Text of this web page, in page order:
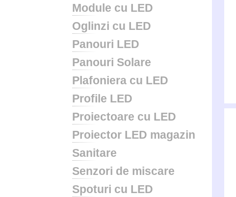
Module cu LED
Oglinzi cu LED
Panouri LED
Panouri Solare
Plafoniera cu LED
Profile LED
Proiectoare cu LED
Proiector LED magazin
Sanitare
Senzori de miscare
Spoturi cu LED